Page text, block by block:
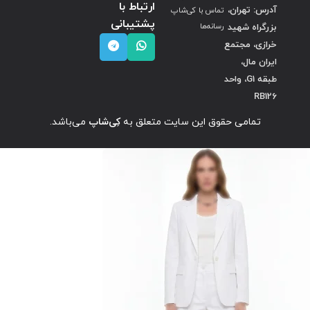
آدرس: تهران،
بزرگراه شهید
خرازی، مجتمع
ایران مال،
طبقه G1، واحد
RB126
تماس با کی‌شاپ
رسانه‌ها
ارتباط با
پشتیبانی
تمامی حقوق این سایت متعلق بهکِی‌شاپ می‌باشد.